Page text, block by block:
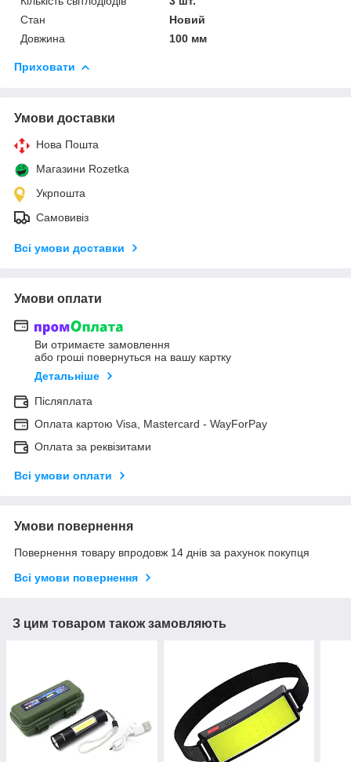
Стан
Новий
Довжина
100 мм
Приховати
Умови доставки
Нова Пошта
Магазини Rozetka
Укрпошта
Самовивіз
Всі умови доставки
Умови оплати
Ви отримаєте замовлення
або гроші повернуться на вашу картку
Детальніше
Післяплата
Оплата картою Visa, Mastercard - WayForPay
Оплата за реквізитами
Всі умови оплати
Умови повернення
Повернення товару впродовж 14 днів за рахунок покупця
Всі умови повернення
З цим товаром також замовляють